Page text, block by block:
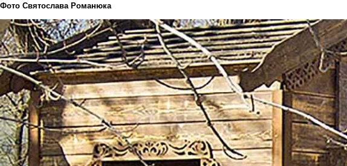
Фото Святослава Романюка